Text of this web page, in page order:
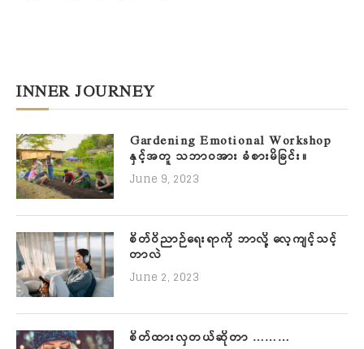
INNER JOURNEY
Gardening Emotional Workshop
နှင့်အတူ သဘာဝအား ခံစားမိခြင်း။
June 9, 2023
စိတ်ဝိညာဉ်ရေးရာကို ဘာလို့ လေ့ကျင့်သင့်
တာလဲ
June 2, 2023
စိတ်ထားလှတယ်ဆိုတာ ………